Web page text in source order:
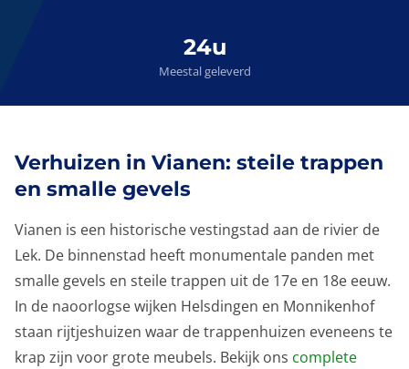
24u
Meestal geleverd
Verhuizen in Vianen: steile trappen
en smalle gevels
Vianen is een historische vestingstad aan de rivier de
Lek. De binnenstad heeft monumentale panden met
smalle gevels en steile trappen uit de 17e en 18e eeuw.
In de naoorlogse wijken Helsdingen en Monnikenhof
staan rijtjeshuizen waar de trappenhuizen eveneens te
krap zijn voor grote meubels. Bekijk ons complete